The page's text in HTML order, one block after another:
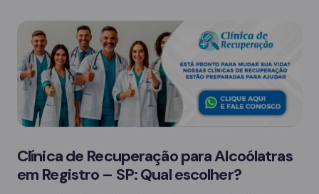
Clínica de Recuperação para Alcoólatras
em Registro – SP: Qual escolher?